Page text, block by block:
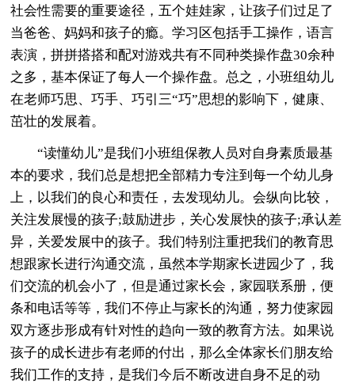
社会性需要的重要途径，五个娃娃家，让孩子们过足了
当爸爸、妈妈和孩子的瘾。学习区包括手工操作，语言
表演，拼拼搭搭和配对游戏共有不同种类操作盘30余种
之多，基本保证了每人一个操作盘。总之，小班组幼儿
在老师巧思、巧手、巧引三“巧”思想的影响下，健康、
茁壮的发展着。
“读懂幼儿”是我们小班组保教人员对自身素质最基
本的要求，我们总是想把全部精力专注到每一个幼儿身
上，以我们的良心和责任，去发现幼儿。会纵向比较，
关注发展慢的孩子;鼓励进步，关心发展快的孩子;承认差
异，关爱发展中的孩子。我们特别注重把我们的教育思
想跟家长进行沟通交流，虽然本学期家长进园少了，我
们交流的机会小了，但是通过家长会，家园联系册，便
条和电话等等，我们不停止与家长的沟通，努力使家园
双方逐步形成有针对性的趋向一致的教育方法。如果说
孩子的成长进步有老师的付出，那么全体家长们朋友给
我们工作的支持，是我们今后不断改进自身不足的动